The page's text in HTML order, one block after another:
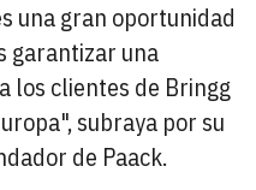
una gran oportunidad
garantizar una
los clientes de Bringg
subraya por su
de Paack.